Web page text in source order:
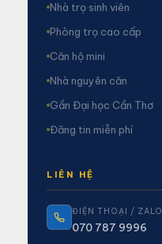
Nhà trọ sinh viên
Phòng trọ cao cấp
Căn hộ mini
Nhà nguyên căn
Gần Đại học Cần Thơ
Đăng tin miễn phí
LIÊN HỆ
ĐIỆN THOẠI / ZALO
070 787 9996